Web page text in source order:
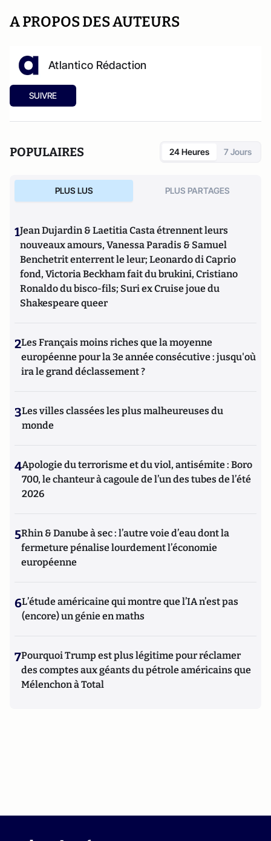
A PROPOS DES AUTEURS
Atlantico Rédaction
SUIVRE
POPULAIRES 24 Heures 7 Jours
PLUS LUS PLUS PARTAGES
1Jean Dujardin & Laetitia Casta étrennent leurs
nouveaux amours, Vanessa Paradis & Samuel
Benchetrit enterrent le leur; Leonardo di Caprio
fond, Victoria Beckham fait du brukini, Cristiano
Ronaldo du bisco-fils; Suri ex Cruise joue du
Shakespeare queer
2Les Français moins riches que la moyenne
européenne pour la 3e année consécutive : jusqu'où
ira le grand déclassement ?
3Les villes classées les plus malheureuses du
monde
4Apologie du terrorisme et du viol, antisémite : Boro
700, le chanteur à cagoule de l’un des tubes de l’été
2026
5Rhin & Danube à sec : l’autre voie d’eau dont la
fermeture pénalise lourdement l’économie
européenne
6L’étude américaine qui montre que l’IA n’est pas
(encore) un génie en maths
7Pourquoi Trump est plus légitime pour réclamer
des comptes aux géants du pétrole américains que
Mélenchon à Total